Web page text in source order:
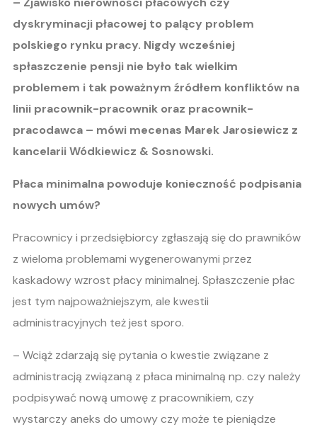
dyskryminacji płacowej to palący problem
polskiego rynku pracy. Nigdy wcześniej
spłaszczenie pensji nie było tak wielkim
problemem i tak poważnym źródłem konfliktów na
linii pracownik-pracownik oraz pracownik-
pracodawca – mówi mecenas Marek Jarosiewicz z
kancelarii Wódkiewicz & Sosnowski.
Płaca minimalna powoduje konieczność podpisania
nowych umów?
Pracownicy i przedsiębiorcy zgłaszają się do prawników
z wieloma problemami wygenerowanymi przez
kaskadowy wzrost płacy minimalnej. Spłaszczenie płac
jest tym najpoważniejszym, ale kwestii
administracyjnych też jest sporo.
– Wciąż zdarzają się pytania o kwestie związane z
administracją związaną z płaca minimalną np. czy należy
podpisywać nową umowę z pracownikiem, czy
wystarczy aneks do umowy czy może te pieniądze